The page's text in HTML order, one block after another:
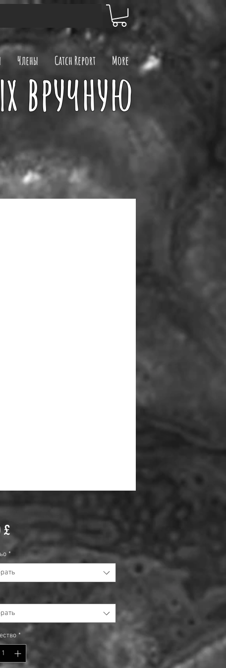
Члены Catch Report More
вручную
£Цена
*
*